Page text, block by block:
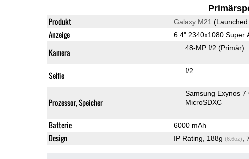
Produkt Galaxy M21
Anzeige 6.4" 2340x1080 Super
Kamera 48-MP f/2 (Primär)
Selfie f/2
Prozessor, Speicher
Samsung Exynos 7
MicroSDXC
Batterie 6000 mAh
Design IP Rating, 188g (6.6oz) ,